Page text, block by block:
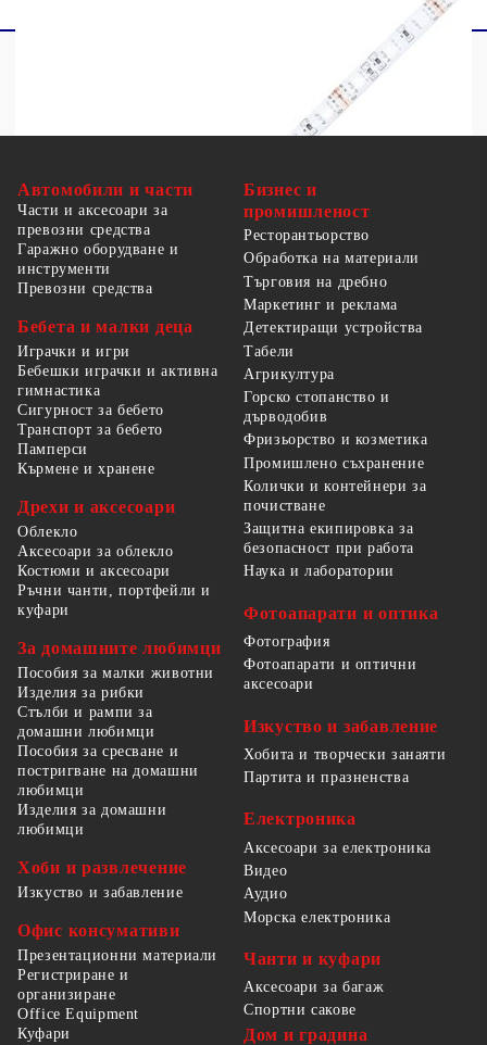
Автомобили и части
Части и аксесоари за
превозни средства
Гаражно оборудване и
инструменти
Превозни средства
Бебета и малки деца
Играчки и игри
Бебешки играчки и активна
гимнастика
Сигурност за бебето
Транспорт за бебето
Памперси
Кърмене и хранене
Дрехи и аксесоари
Облекло
Аксесоари за облекло
Костюми и аксесоари
Ръчни чанти, портфейли и
куфари
За домашните любимци
Пособия за малки животни
Изделия за рибки
Стълби и рампи за
домашни любимци
Пособия за сресване и
постригване на домашни
любимци
Изделия за домашни
любимци
Хоби и развлечение
Изкуство и забавление
Офис консумативи
Презентационни материали
Регистриране и
организиране
Office Equipment
Бизнес и
промишленост
Ресторантьорство
Обработка на материали
Търговия на дребно
Маркетинг и реклама
Детектиращи устройства
Табели
Агрикултура
Горско стопанство и
дърводобив
Фризьорство и козметика
Промишлено съхранение
Колички и контейнери за
почистване
Защитна екипировка за
безопасност при работа
Наука и лаборатории
Фотоапарати и оптика
Фотография
Фотоапарати и оптични
аксесоари
Изкуство и забавление
Хобита и творчески занаяти
Партита и празненства
Електроника
Аксесоари за електроника
Видео
Аудио
Морска електроника
Чанти и куфари
Аксесоари за багаж
Спортни сакове
Куфари
Дом и градина